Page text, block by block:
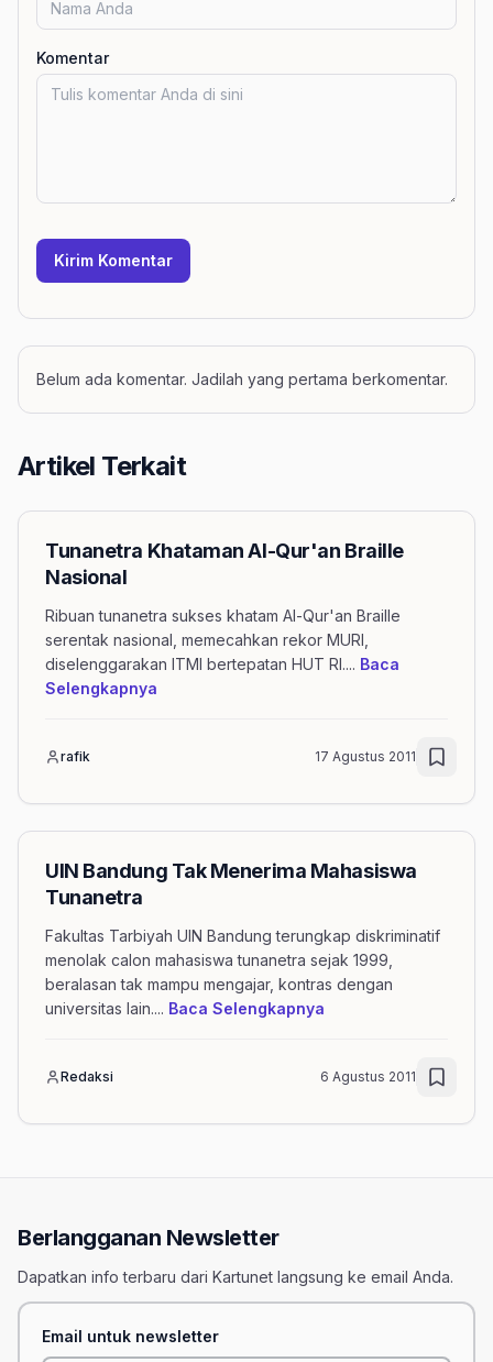
Komentar
Kirim Komentar
Belum ada komentar. Jadilah yang pertama berkomentar.
Artikel Terkait
Tunanetra Khataman Al-Qur'an Braille
Nasional
Ribuan tunanetra sukses khatam Al-Qur'an Braille
serentak nasional, memecahkan rekor MURI,
diselenggarakan ITMI bertepatan HUT RI.... Baca
Selengkapnya
rafik 17 Agustus 2011
UIN Bandung Tak Menerima Mahasiswa
Tunanetra
Fakultas Tarbiyah UIN Bandung terungkap diskriminatif
menolak calon mahasiswa tunanetra sejak 1999,
beralasan tak mampu mengajar, kontras dengan
universitas lain.... Baca Selengkapnya
Redaksi 6 Agustus 2011
Berlangganan Newsletter
Dapatkan info terbaru dari Kartunet langsung ke email Anda.
Email untuk newsletter